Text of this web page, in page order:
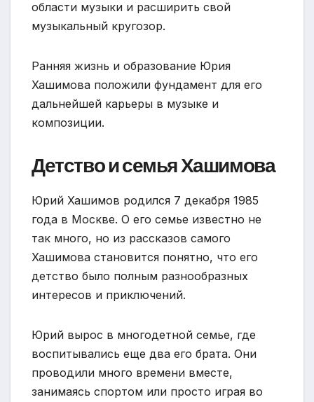
области музыки и расширить свой
музыкальный кругозор.
Ранняя жизнь и образование Юрия
Хашимова положили фундамент для его
дальнейшей карьеры в музыке и
композиции.
Детство и семья Хашимова
Юрий Хашимов родился 7 декабря 1985
года в Москве. О его семье известно не
так много, но из рассказов самого
Хашимова становится понятно, что его
детство было полным разнообразных
интересов и приключений.
Юрий вырос в многодетной семье, где
воспитывались еще два его брата. Они
проводили много времени вместе,
занимаясь спортом или просто играя во